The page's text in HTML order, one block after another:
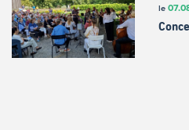
le